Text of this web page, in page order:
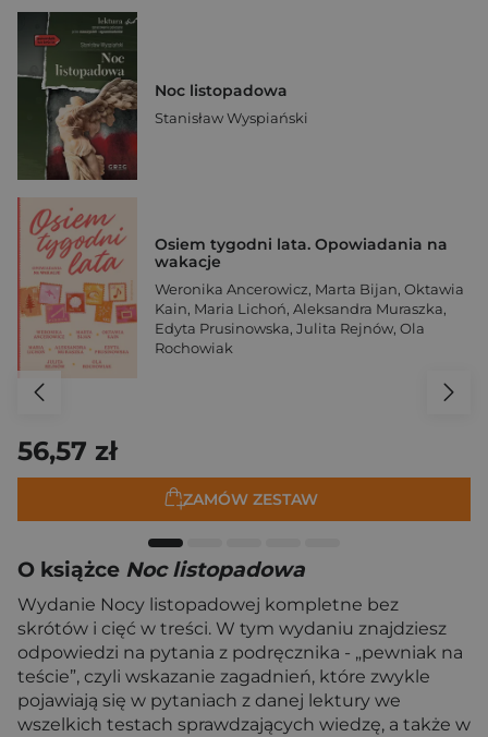
Noc listopadowa
Stanisław Wyspiański
Osiem tygodni lata. Opowiadania na
wakacje
Weronika Ancerowicz, Marta Bijan, Oktawia
Kain, Maria Lichoń, Aleksandra Muraszka,
Edyta Prusinowska, Julita Rejnów, Ola
Rochowiak
56,57 zł
ZAMÓW ZESTAW
O książce Noc listopadowa
Wydanie Nocy listopadowej kompletne bez
skrótów i cięć w treści. W tym wydaniu znajdziesz
odpowiedzi na pytania z podręcznika - „pewniak na
teście”, czyli wskazanie zagadnień, które zwykle
pojawiają się w pytaniach z danej lektury we
wszelkich testach sprawdzających wiedzę, a także w